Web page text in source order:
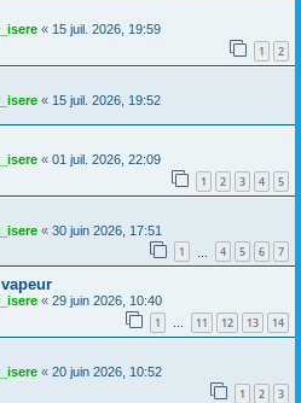
« 15 juil. 2026, 19:59
1 2
« 15 juil. 2026, 19:52
« 01 juil. 2026, 22:09
1 2 3 4 5
« 30 juin 2026, 17:51
1 4 5 6 7
« 29 juin 2026, 10:40
1 … 11 12 13 14
« 20 juin 2026, 10:52
1 2 3